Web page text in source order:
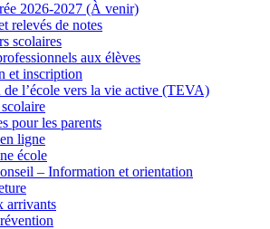
2026-2027 (À venir)
relevés de notes
scolaires
aux élèves
et inscription
de l’école vers la vie active (TEVA)
pour les parents
ligne
école
– Information et orientation
arrivants